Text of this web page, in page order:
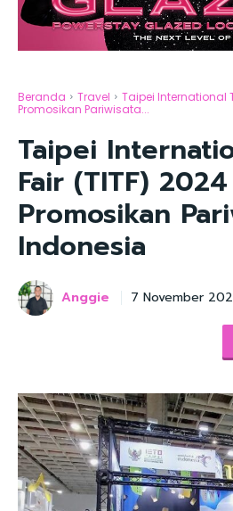
Beranda Travel
Taipei International
Promosikan Pariwisata...
Taipei
Fair (TITF)
Promosikan
Indonesia
Anggie 7 November